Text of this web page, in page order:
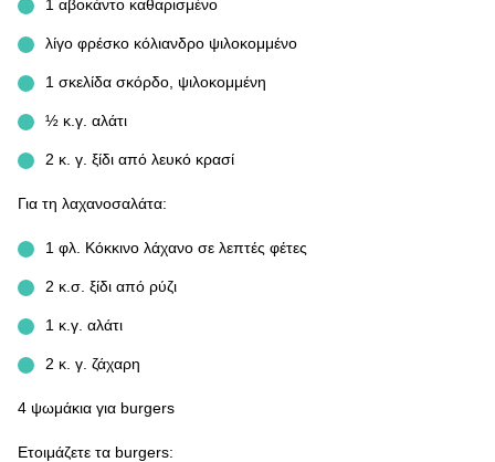
1 αβοκάντο καθαρισμένο
λίγο φρέσκο κόλιανδρο ψιλοκομμένο
1 σκελίδα σκόρδο, ψιλοκομμένη
½ κ.γ. αλάτι
2 κ. γ. ξίδι από λευκό κρασί
Για τη λαχανοσαλάτα:
1 φλ. Κόκκινο λάχανο σε λεπτές φέτες
2 κ.σ. ξίδι από ρύζι
1 κ.γ. αλάτι
2 κ. γ. ζάχαρη
4 ψωμάκια για burgers
Ετοιμάζετε τα burgers: